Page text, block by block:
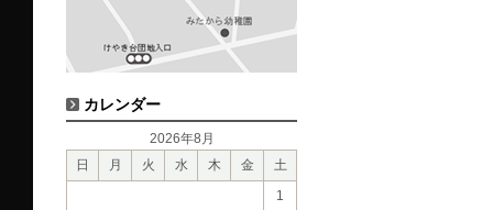
カレンダー
2026年8月
日
月 火 水 木 金
土
1